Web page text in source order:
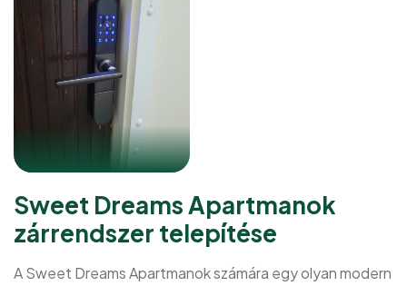
Sweet Dreams Apartmanok
zárrendszer telepítése
A Sweet Dreams Apartmanok számára egy olyan modern